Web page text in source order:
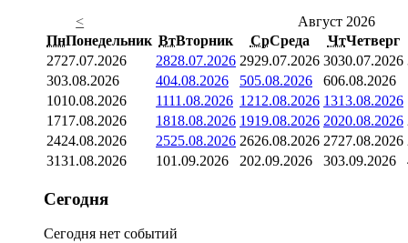
<
Август 2026
ПнПонедельник ВтВторник СрСреда ЧтЧетверг
2727.07.2026 2828.07.2026 2929.07.2026 3030.07.2026
303.08.2026 404.08.2026 505.08.2026 606.08.2026
1010.08.2026 1111.08.2026 1212.08.2026 1313.08.2026
1717.08.2026 1818.08.2026 1919.08.2026 2020.08.2026
2424.08.2026 2525.08.2026 2626.08.2026 2727.08.2026
3131.08.2026 101.09.2026 202.09.2026 303.09.2026
Сегодня
Сегодня нет событий